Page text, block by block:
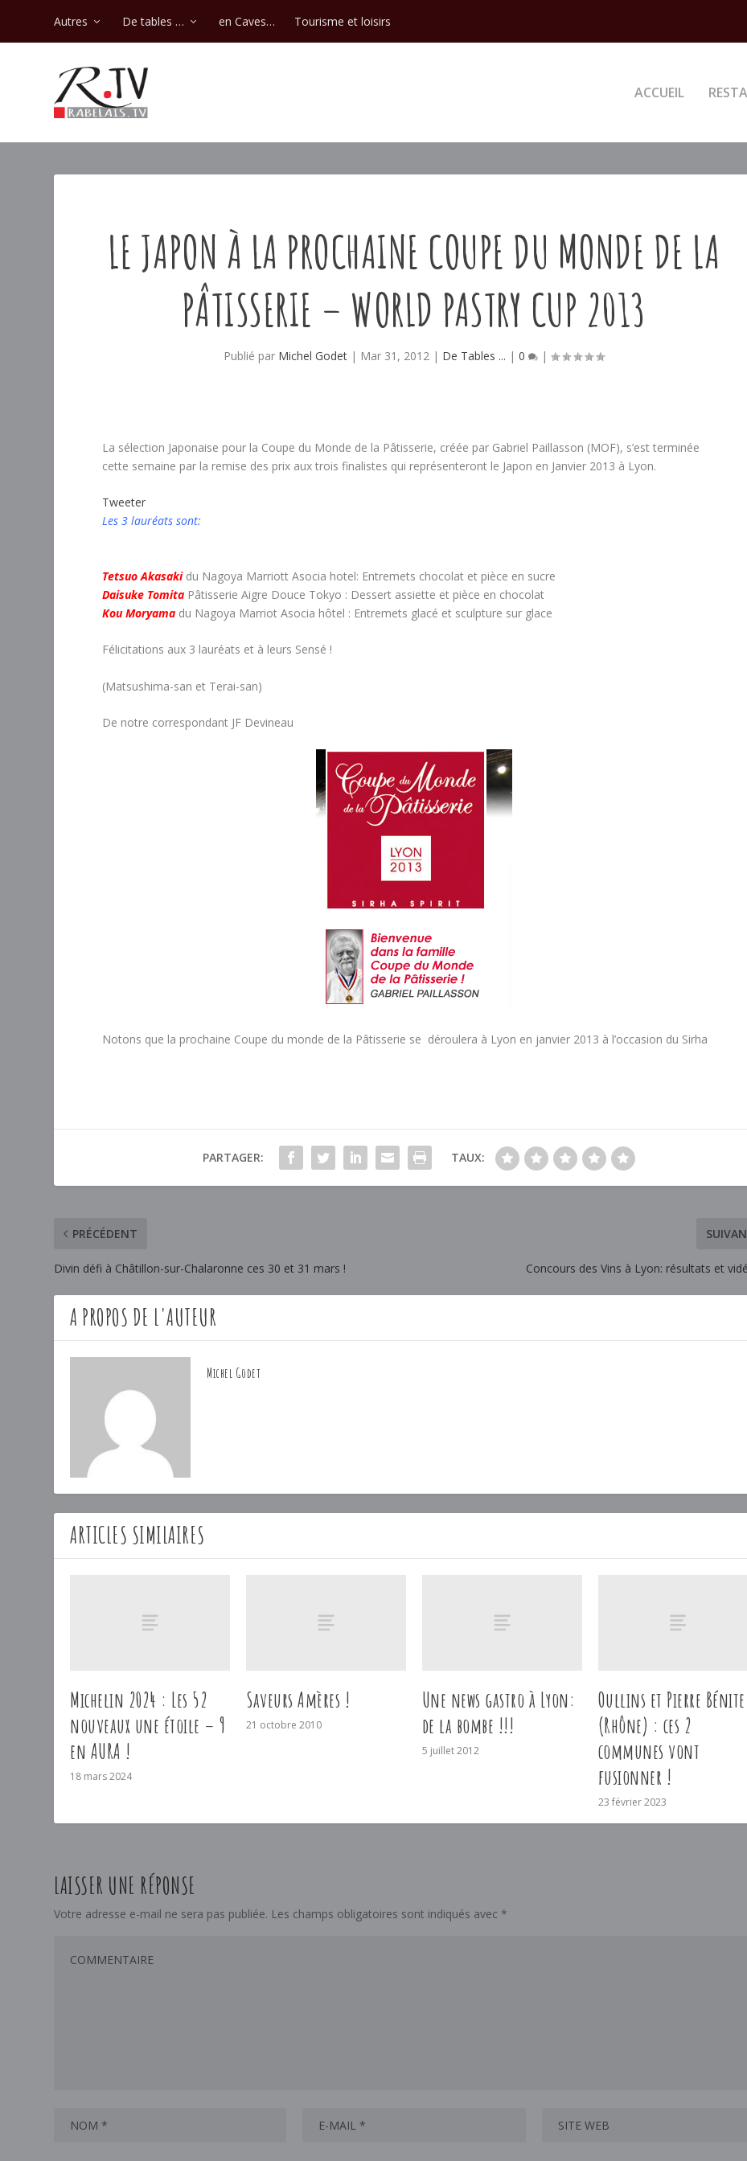
Autres De tables … en Caves… Tourisme et loisirs
ACCUEIL
LE JAPON À LA PROCHAINE COUPE DU MONDE DE LA
PÂTISSERIE – WORLD PASTRY CUP 2013
Publié par Michel Godet | Mar 31, 2012 | De Tables ... |0 |
La sélection Japonaise pour la Coupe du Monde de la Pâtisserie, créée par Gabriel Paillasson (MOF), s’est terminée
cette semaine par la remise des prix aux trois finalistes qui représenteront le Japon en Janvier 2013 à Lyon.
Tweeter
Les 3 lauréats sont:
Tetsuo Akasakidu Nagoya Marriott Asocia hotel: Entremets chocolat et pièce en sucre
Daisuke Tomita Pâtisserie Aigre Douce Tokyo : Dessert assiette et pièce en chocolat
Kou Moryama du Nagoya Marriot Asocia hôtel : Entremets glacé et sculpture sur glace
Félicitations aux 3 lauréats et à leurs Sensé !
(Matsushima-san et Terai-san)
De notre correspondant JF Devineau
Notons que la prochaine Coupe du monde de la Pâtisserie se déroulera à Lyon en janvier 2013 à l’occasion du Sirha
PARTAGER: TAUX:
PRÉCÉDENT
Divin défi à Châtillon-sur-Chalaronne ces 30 et 31 mars ! Concours des Vins à Lyon: résultats et
A PROPOS DE L'AUTEUR
Michel Godet
ARTICLES SIMILAIRES
Michelin 2024 : Les 52
nouveaux une étoile – 9
en AURA !
18 mars 2024
Saveurs Amères !
21 octobre 2010
Une news gastro à Lyon:
de la bombe !!!
5 juillet 2012
Oullins et Pierre Bénite
(Rhône) : ces 2
communes vont
fusionner !
23 février 2023
LAISSER UNE RÉPONSE
Votre adresse e-mail ne sera pas publiée. Les champs obligatoires sont indiqués avec *